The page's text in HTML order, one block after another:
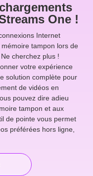
One !
Internet
tampon lors de
cherchez plus !
votre expérience
solution complète pour
de vidéos en
pouvez dire adieu
tampon et aux
de pointe vous permet
préférées hors ligne,